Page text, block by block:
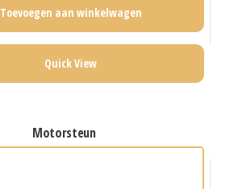
Toevoegen aan winkelwagen
Quick View
motorsteun